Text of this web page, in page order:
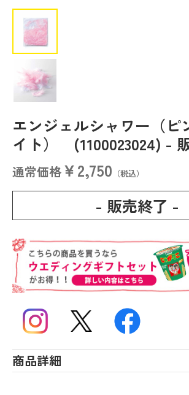
エンジェルシャワー（ピ
イト） (1100023024) -
通常価格￥2,750 （税込）
- 販売終了 -
商品詳細